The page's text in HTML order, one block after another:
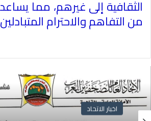
الثقافية إلى غيرهم، مما
من التفاهم والاحترام
اخبار الاتحاد